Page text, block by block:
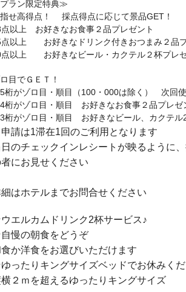
ラン限定特典≫
せ高得点！ 採点得点に応じて景品GET！
以上 お好きなお食事２品プレゼント
点以上 お好きなドリンク付きおつまみ２品
点以上 お好きなビール・カクテル２杯プレ
目でＧＥＴ！
桁がゾロ目・順目（100・000は除く） 次回
桁がゾロ目・順目 お好きなお食事２品プレゼ
桁がゾロ目・順目 お好きなビール、カクテル
請は1滞在1回のご利用となります
日のチェックインレシートが映るように
にお見せください
はホテルまでお問合せください
エルカムドリンク2杯サービス♪
慢の朝食をどうぞ
か洋食をお選びいただけます
ったりキングサイズベッドでお休みく
２ｍを超えるゆったりキングサイズ